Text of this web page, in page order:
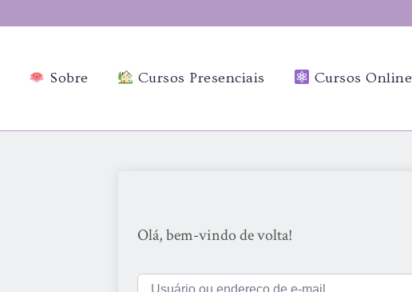
Sobre Cursos Presenciais Cursos Online
Olá, bem-vindo de volta!